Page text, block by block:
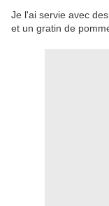
Je l'ai servie avec
et un gratin de